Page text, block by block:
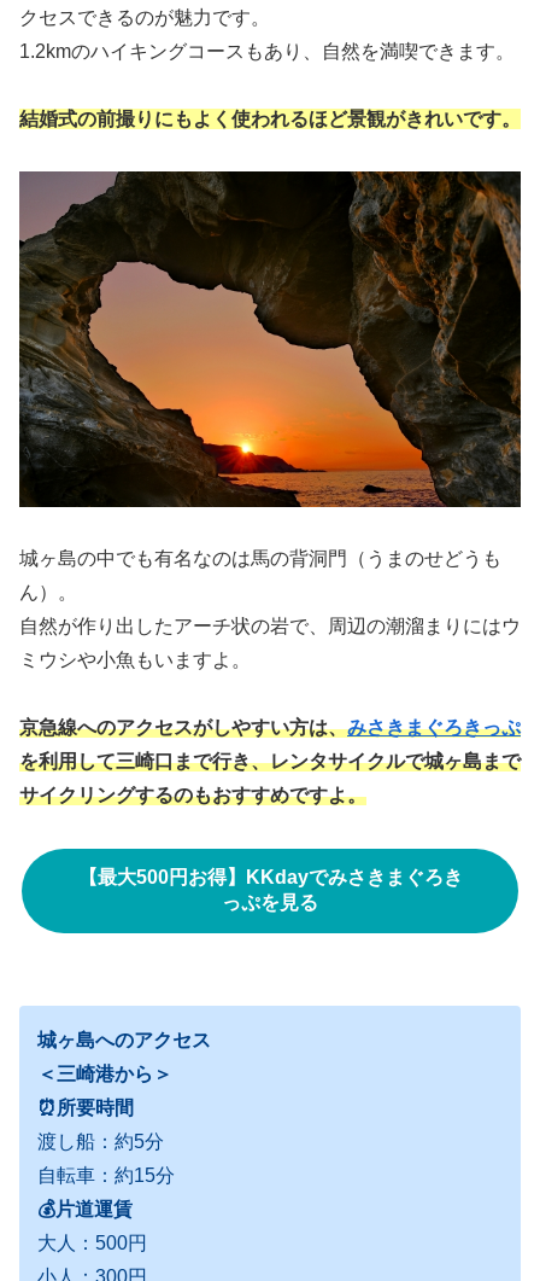
クセスできるのが魅力です。
1.2kmのハイキングコースもあり、自然を満喫できます。
結婚式の前撮りにもよく使われるほど景観がきれいです。
城ヶ島の中でも有名なのは馬の背洞門（うまのせどうも
ん）。
自然が作り出したアーチ状の岩で、周辺の潮溜まりにはウ
ミウシや小魚もいますよ。
京急線へのアクセスがしやすい方は、みさきまぐろきっぷ
を利用して三崎口まで行き、レンタサイクルで城ヶ島まで
サイクリングするのもおすすめですよ。
【最大500円お得】KKdayでみさきまぐろき
っぷを見る
城ヶ島へのアクセス
＜三崎港から＞
⏰所要時間
渡し船：約5分
自転車：約15分
💰片道運賃
大人：500円
小人：300円